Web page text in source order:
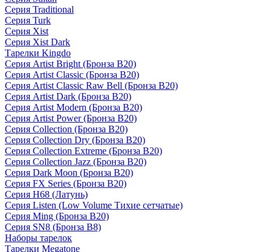
Серия Traditional
Серия Turk
Серия Xist
Серия Xist Dark
Тарелки Kingdo
Серия Artist Bright (Бронза B20)
Серия Artist Classic (Бронза B20)
Серия Artist Classic Raw Bell (Бронза B20)
Серия Artist Dark (Бронза B20)
Серия Artist Modern (Бронза B20)
Серия Artist Power (Бронза B20)
Серия Collection (Бронза B20)
Серия Collection Dry (Бронза B20)
Серия Collection Extreme (Бронза B20)
Серия Collection Jazz (Бронза B20)
Серия Dark Moon (Бронза B20)
Серия FX Series (Бронза B20)
Серия H68 (Латунь)
Серия Listen (Low Volume Тихие сетчатые)
Серия Ming (Бронза B20)
Серия SN8 (Бронза B8)
Наборы тарелок
Тарелки Megatone